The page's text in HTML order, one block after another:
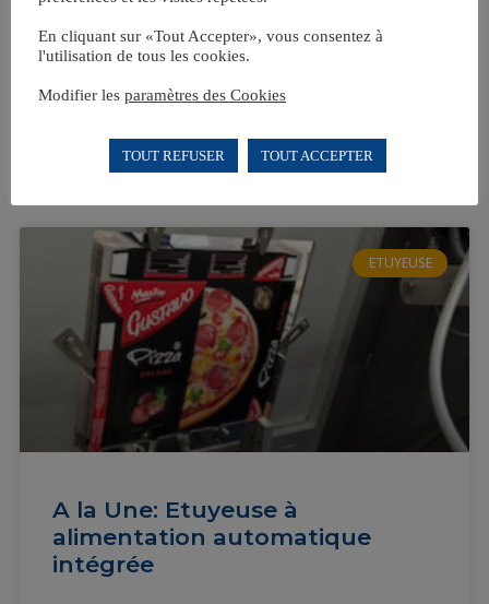
Nouvelle Etuyeuse pour le conditionnement de
capsules de café Nespresso®* compatibles Cette
ligne étuyeuse Ciemme assure le conditionnement
automatique de capsules de café. * Cette
EN SAVOIR PLUS »
ETUYEUSE
A la Une: Etuyeuse à
alimentation automatique
intégrée
En cliquant sur «Tout Accepter», vous consentez à
l'utilisation de tous les cookies.
Modifier les paramètres des Cookies
TOUT REFUSER TOUT ACCEPTER